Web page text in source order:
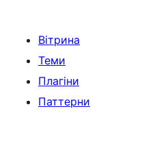
Вітрина
Теми
Плагіни
Паттерни